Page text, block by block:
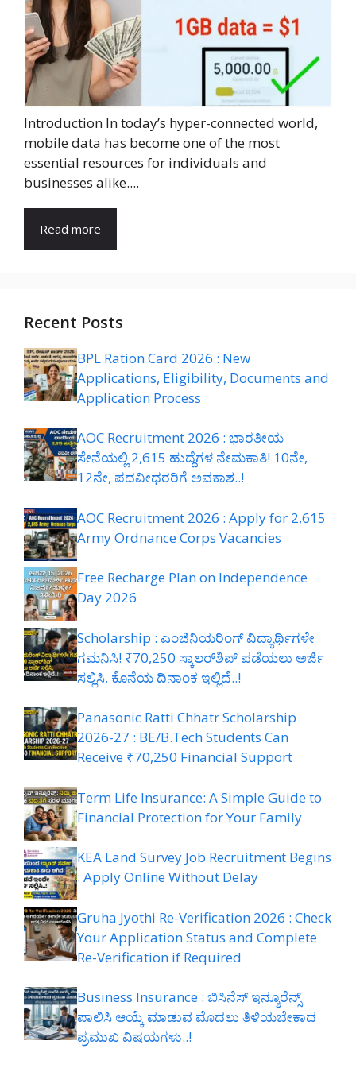
Introduction In today’s hyper-connected world,
mobile data has become one of the most
essential resources for individuals and
businesses alike....
Read more
Recent Posts
BPL Ration Card 2026 : New
Applications, Eligibility, Documents and
Application Process
AOC Recruitment 2026 : ಭಾರತೀಯ
ಸೇನೆಯಲ್ಲಿ 2,615 ಹುದ್ದೆಗಳ ನೇಮಕಾತಿ! 10ನೇ,
12ನೇ, ಪದವೀಧರರಿಗೆ ಅವಕಾಶ..!
AOC Recruitment 2026 : Apply for 2,615
Army Ordnance Corps Vacancies
Free Recharge Plan on Independence
Day 2026
Scholarship : ಎಂಜಿನಿಯರಿಂಗ್ ವಿದ್ಯಾರ್ಥಿಗಳೇ
ಗಮನಿಸಿ! ₹70,250 ಸ್ಕಾಲರ್‌ಶಿಪ್ ಪಡೆಯಲು ಅರ್ಜಿ
ಸಲ್ಲಿಸಿ, ಕೊನೆಯ ದಿನಾಂಕ ಇಲ್ಲಿದೆ..!
Panasonic Ratti Chhatr Scholarship
2026-27 : BE/B.Tech Students Can
Receive ₹70,250 Financial Support
Term Life Insurance: A Simple Guide to
Financial Protection for Your Family
KEA Land Survey Job Recruitment Begins
: Apply Online Without Delay
Gruha Jyothi Re-Verification 2026 : Check
Your Application Status and Complete
Re-Verification if Required
Business Insurance : ಬಿಸಿನೆಸ್ ಇನ್ಶೂರೆನ್ಸ್
ಪಾಲಿಸಿ ಆಯ್ಕೆ ಮಾಡುವ ಮೊದಲು ತಿಳಿಯಬೇಕಾದ
ಪ್ರಮುಖ ವಿಷಯಗಳು..!